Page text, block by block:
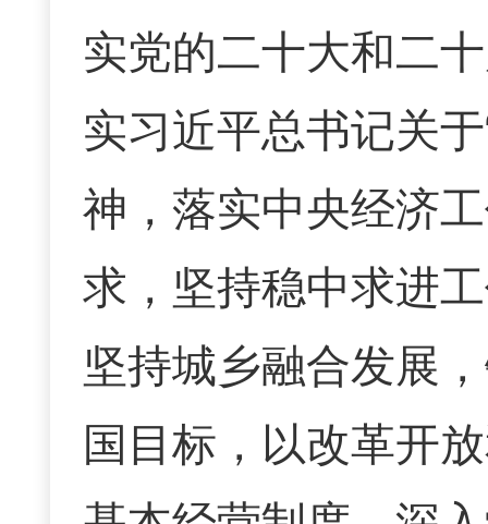
实党的二十大和二
实习近平总书记关于
神，落实中央经济
求，坚持稳中求进
坚持城乡融合发展
国目标，以改革开